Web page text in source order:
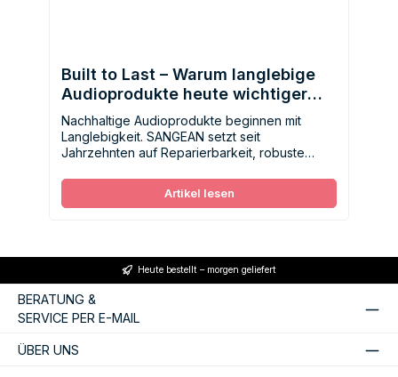
Built to Last – Warum langlebige
Audioprodukte heute wichtiger
denn je sind
Nachhaltige Audioprodukte beginnen mit
Langlebigkeit. SANGEAN setzt seit
Jahrzehnten auf Reparierbarkeit, robuste
bewusstes Hören ohne Wegwerfmentalität.
Artikel lesen
Heute bestellt – morgen geliefert
BERATUNG &
SERVICE PER E-MAIL
ÜBER UNS